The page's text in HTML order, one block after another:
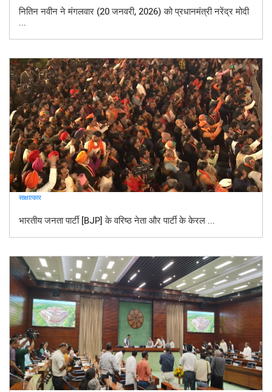
नितिन नवीन ने मंगलवार (20 जनवरी, 2026) को प्रधानमंत्री नरेंद्र मोदी
...
साक्षात्कार
भारतीय जनता पार्टी [BJP] के वरिष्ठ नेता और पार्टी के केरल ...